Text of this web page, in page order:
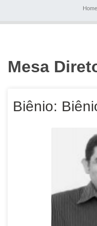
Home
Mesa
Biênio: